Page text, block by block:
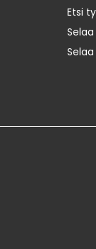
Etsi